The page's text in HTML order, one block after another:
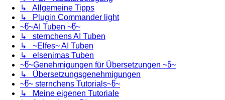
↳ Allgemeine Tipps
↳ Plugin Commander light
~წ~AI Tuben ~წ~
↳ sternchens AI Tuben
↳ ~Elfes~ AI Tuben
↳ elsenimas Tuben
~წ~Genehmigungen für Übersetzungen ~წ~
↳ Übersetzungsgenehmigungen
~წ~ sternchens Tutorials~წ~
↳ Meine eigenen Tutoriale